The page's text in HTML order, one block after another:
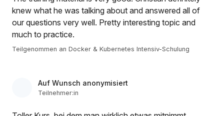
knew what he was talking about and answered all of
our questions very well. Pretty interesting topic and
much to practice.
Teilgenommen an Docker & Kubernetes Intensiv-Schulung
Auf Wunsch anonymisiert
Teilnehmer:in